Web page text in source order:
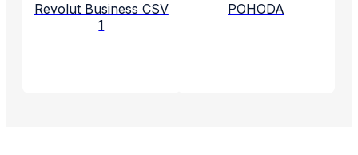
Revolut Business CSV
1
POHODA